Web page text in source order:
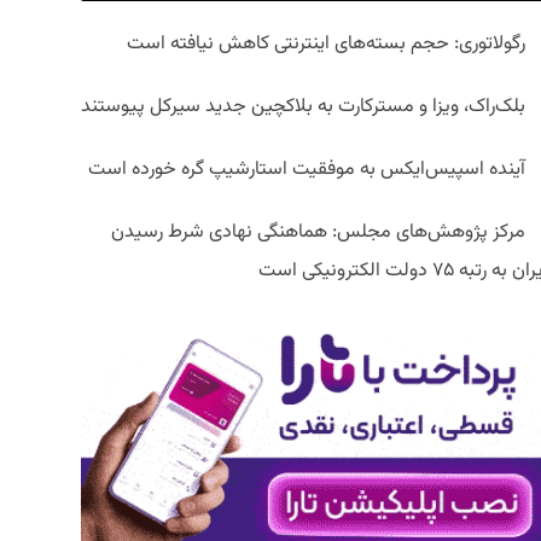
رگولاتوری: حجم بسته‌های اینترنتی کاهش نیافته است
بلک‌راک، ویزا و مسترکارت به بلاکچین جدید سیرکل پیوستند
آینده اسپیس‌ایکس به موفقیت استارشیپ گره خورده است
مرکز پژوهش‌های مجلس: هماهنگی نهادی شرط رسیدن
به رتبه ۷۵ دولت الکترونیکی است